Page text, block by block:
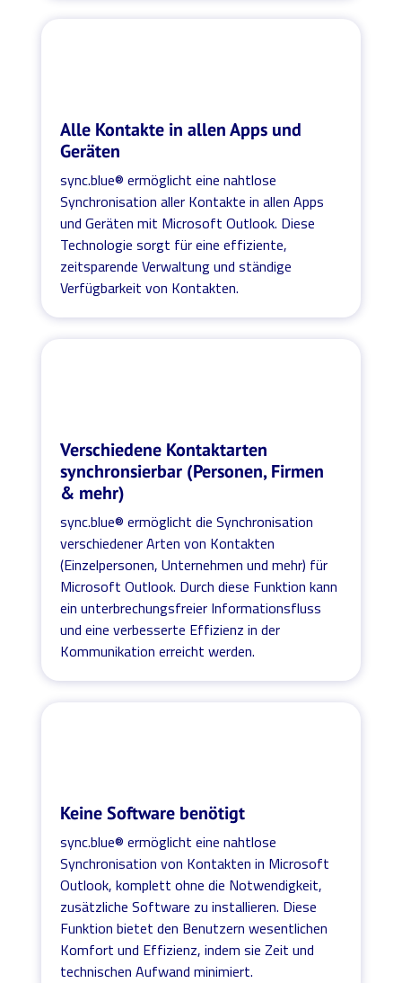
Alle Kontakte in allen Apps und
Geräten
sync.blue® ermöglicht eine nahtlose
Synchronisation aller Kontakte in allen Apps
und Geräten mit Microsoft Outlook. Diese
Technologie sorgt für eine effiziente,
zeitsparende Verwaltung und ständige
Verfügbarkeit von Kontakten.
Verschiedene Kontaktarten
synchronsierbar (Personen, Firmen
& mehr)
sync.blue® ermöglicht die Synchronisation
verschiedener Arten von Kontakten
(Einzelpersonen, Unternehmen und mehr) für
Microsoft Outlook. Durch diese Funktion kann
ein unterbrechungsfreier Informationsfluss
und eine verbesserte Effizienz in der
Kommunikation erreicht werden.
Keine Software benötigt
sync.blue® ermöglicht eine nahtlose
Synchronisation von Kontakten in Microsoft
Outlook, komplett ohne die Notwendigkeit,
zusätzliche Software zu installieren. Diese
Funktion bietet den Benutzern wesentlichen
Komfort und Effizienz, indem sie Zeit und
technischen Aufwand minimiert.